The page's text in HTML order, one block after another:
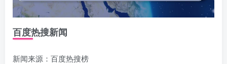
百度热搜新闻
新闻来源：百度热搜榜